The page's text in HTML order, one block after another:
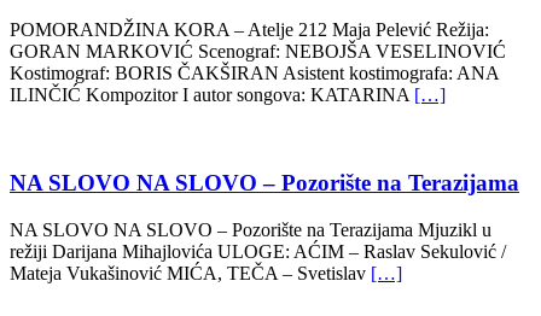
POMORANDŽINA KORA – Atelje 212 Maja Pelević Režija:
GORAN MARKOVIĆ Scenograf: NEBOJŠA VESELINOVIĆ
Kostimograf: BORIS ČAKŠIRAN Asistent kostimografa: ANA
ILINČIĆ Kompozitor I autor songova: KATARINA […]
NA SLOVO NA SLOVO – Pozorište na Terazijama
NA SLOVO NA SLOVO – Pozorište na Terazijama Mjuzikl u
režiji Darijana Mihajlovića ULOGE: AĆIM – Raslav Sekulović /
Mateja Vukašinović MIĆA, TEČA – Svetislav […]